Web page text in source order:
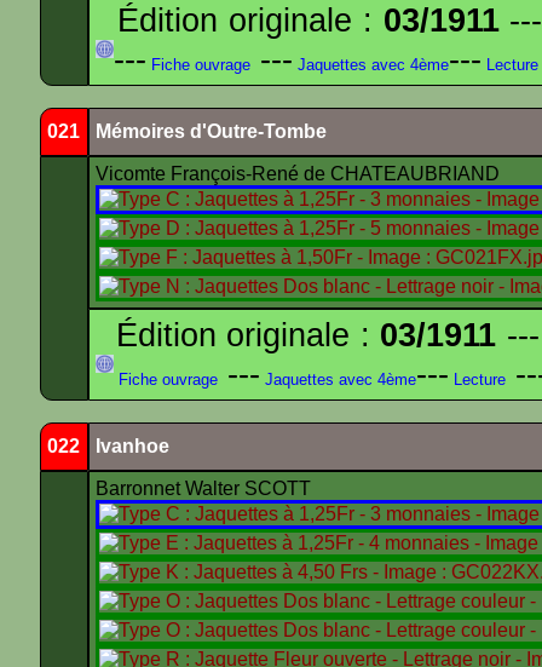
Édition originale : 03/1911
--- Fiche ouvrage --- Jaquettes avec 4ème--- Lecture
021 Mémoires d'Outre-Tombe
Vicomte François-René de CHATEAUBRIAND
Édition originale : 03/1911
Fiche ouvrage --- Jaquettes avec 4ème--- Lecture
022 Ivanhoe
Barronnet Walter SCOTT